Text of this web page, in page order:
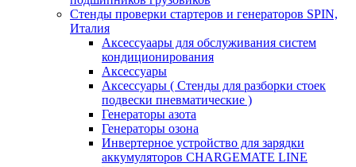
Стенды проверки стартеров и генераторов SPIN,
Италия
Аксессуаары для обслуживания систем
кондиционирования
Аксессуары
Аксессуары ( Стенды для разборки стоек
подвески пневматические )
Генераторы азота
Генераторы озона
Инвертерное устройство для зарядки
аккумуляторов CHARGEMATE LINE